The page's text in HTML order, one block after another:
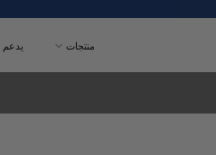
منتجات يدعم